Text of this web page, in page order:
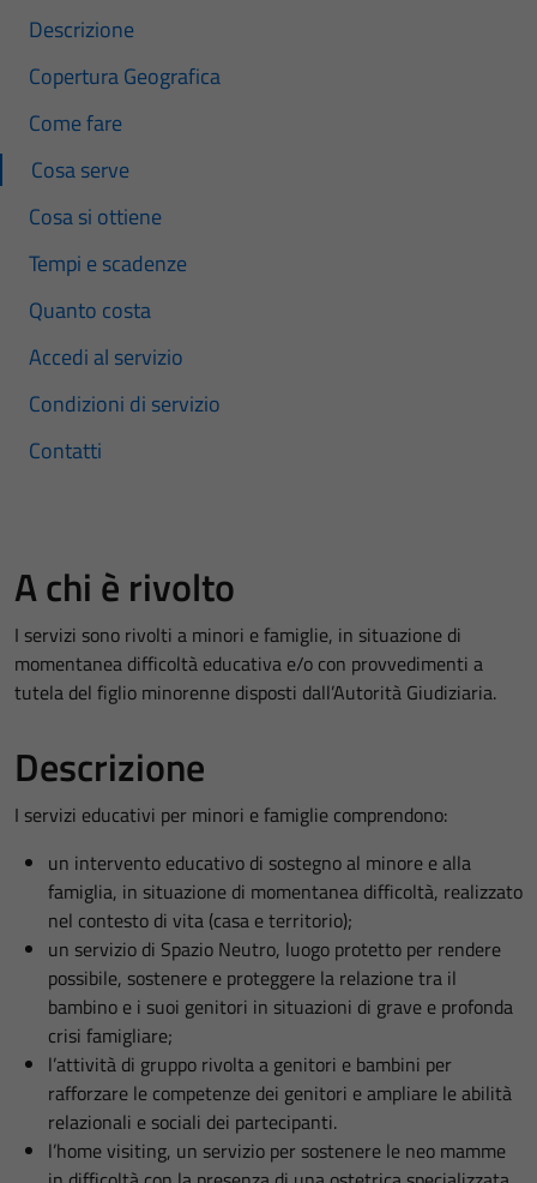
Descrizione
Copertura Geografica
Come fare
Cosa serve
Cosa si ottiene
Tempi e scadenze
Quanto costa
Accedi al servizio
Condizioni di servizio
Contatti
A chi è rivolto
I servizi sono rivolti a minori e famiglie, in situazione di
momentanea difficoltà educativa e/o con provvedimenti a
tutela del figlio minorenne disposti dall’Autorità Giudiziaria.
Descrizione
I servizi educativi per minori e famiglie comprendono:
un intervento educativo di sostegno al minore e alla
famiglia, in situazione di momentanea difficoltà, realizzato
nel contesto di vita (casa e territorio);
un servizio di Spazio Neutro, luogo protetto per rendere
possibile, sostenere e proteggere la relazione tra il
bambino e i suoi genitori in situazioni di grave e profonda
crisi famigliare;
l’attività di gruppo rivolta a genitori e bambini per
rafforzare le competenze dei genitori e ampliare le abilità
relazionali e sociali dei partecipanti.
l’home visiting, un servizio per sostenere le neo mamme